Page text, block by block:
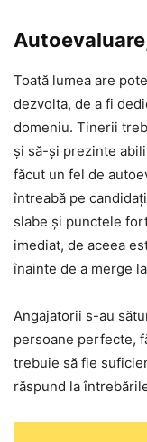
Toată lumea are
dezvolta, de a fi
domeniu. Tinerii
și să-și prezinte
făcut un fel de
întreabă pe
slabe și punctele
imediat, de aceea
înainte de a merge
Angajatorii s-au
persoane perfecte,
trebuie să fie
răspund la